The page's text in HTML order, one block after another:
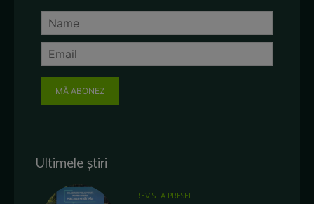
MĂ ABONEZ
Ultimele știri
REVISTA PRESEI